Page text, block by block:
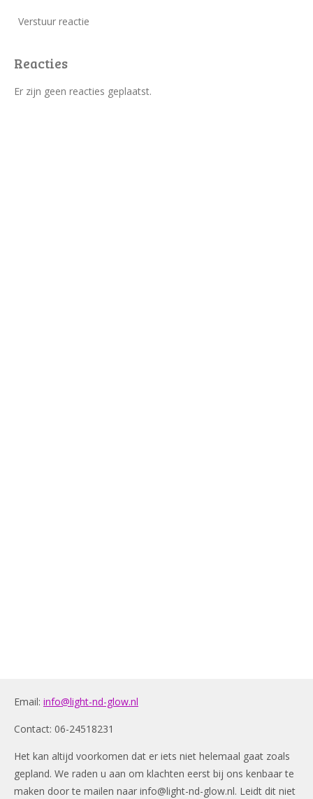
Verstuur reactie
Reacties
Er zijn geen reacties geplaatst.
Email: info@light-nd-glow.nl
Contact: 06-24518231
Het kan altijd voorkomen dat er iets niet helemaal gaat zoals
gepland. We raden u aan om klachten eerst bij ons kenbaar te
maken door te mailen naar info@light-nd-glow.nl. Leidt dit niet